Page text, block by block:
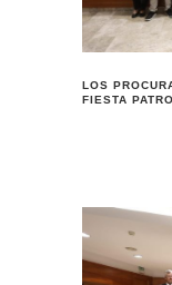
LOS
FIESTA